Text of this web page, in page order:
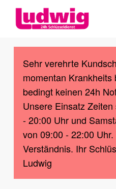
Skip
content
Sehr verehrte
momentan
bedingt keinen 24h
Unsere Einsatz
- 20:00 Uhr und
von 09:00 - 22:00
Verständnis. Ihr
Ludwig